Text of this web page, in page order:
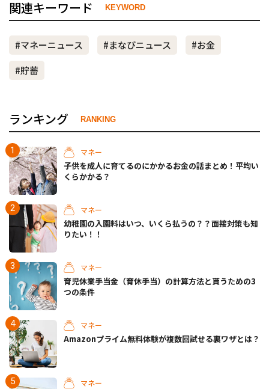
関連キーワード KEYWORD
#マネーニュース #まなびニュース
#お金
#貯蓄
ランキング RANKING
マネー
子供を成人に育てるのにかかるお金の話まとめ！平均い
くらかかる？
マネー
幼稚園の入園料はいつ、いくら払うの？？面接対策も知
りたい！！
マネー
育児休業手当金（育休手当）の計算方法と貰うための3
つの条件
マネー
Amazonプライム無料体験が複数回試せる裏ワザとは？
マネー